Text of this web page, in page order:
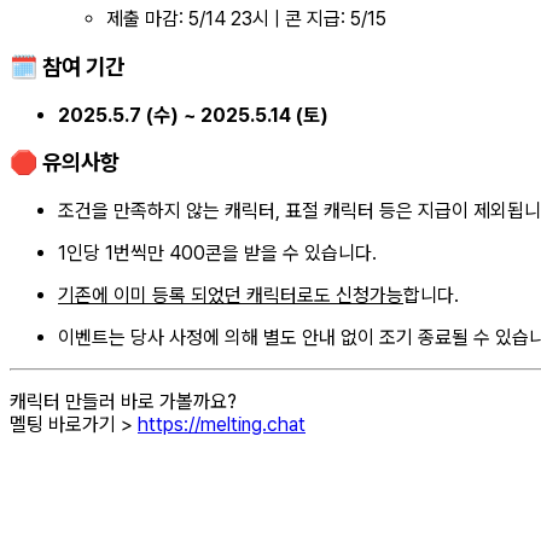
제출 마감: 5/14 23시 | 콘 지급: 5/15
🗓 참여 기간
2025.5.7 (수) ~ 2025.5.14 (토)
🛑 유의사항
조건을 만족하지 않는 캐릭터, 표절 캐릭터 등은 지급이 제외됩
1인당 1번씩만 400콘을 받을 수 있습니다.
기존에 이미 등록 되었던 캐릭터로도 신청가능합니다.
이벤트는 당사 사정에 의해 별도 안내 없이 조기 종료될 수 있습
캐릭터 만들러 바로 가볼까요?
멜팅 바로가기 > https://melting.chat